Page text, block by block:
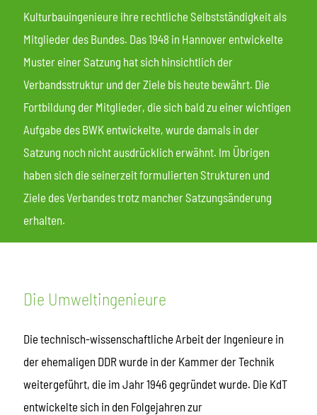
Kulturbauingenieure ihre rechtliche Selbstständigkeit als
Mitglieder des Bundes. Das 1948 in Hannover entwickelte
Muster einer Satzung hat sich hinsichtlich der
Verbandsstruktur und der Ziele bis heute bewährt. Die
Fortbildung der Mitglieder, die sich bald zu einer wichtigen
Aufgabe des BWK entwickelte, wurde damals in der
Satzung noch nicht ausdrücklich erwähnt. Im Übrigen
haben sich die seinerzeit formulierten Strukturen und
Ziele des Verbandes trotz mancher Satzungsänderung
erhalten.
Die Umweltingenieure
Die technisch-wissenschaftliche Arbeit der Ingenieure in
der ehemaligen DDR wurde in der Kammer der Technik
weitergeführt, die im Jahr 1946 gegründet wurde. Die KdT
entwickelte sich in den Folgejahren zur